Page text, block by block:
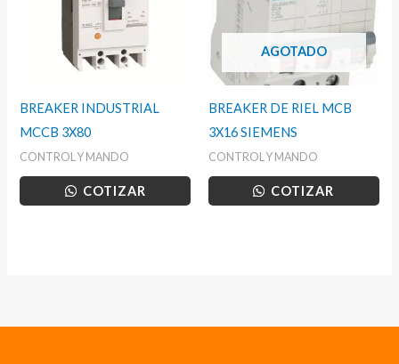
BREAKER INDUSTRIAL
MCCB 3X80
CONTROL Y MANDO
COTIZAR
AGOTADO
BREAKER DE RIEL MCB
3X16 SIEMENS
CONTROL Y MANDO
COTIZAR